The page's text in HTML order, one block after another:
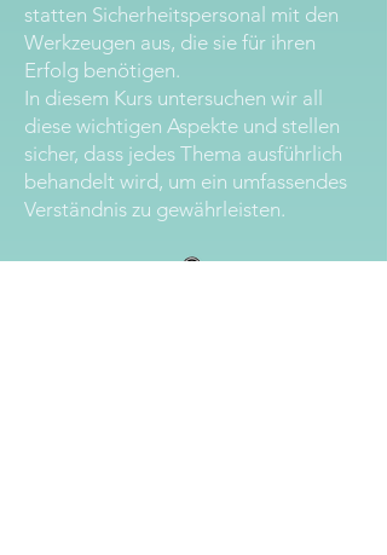
statten Sicherheitspersonal mit den
Werkzeugen aus, die sie für ihren
Erfolg benötigen.
In diesem Kurs untersuchen wir all
diese wichtigen Aspekte und stellen
sicher, dass jedes Thema ausführlich
behandelt wird, um ein umfassendes
Verständnis zu gewährleisten.